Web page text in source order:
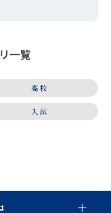
一覧
高校
入試